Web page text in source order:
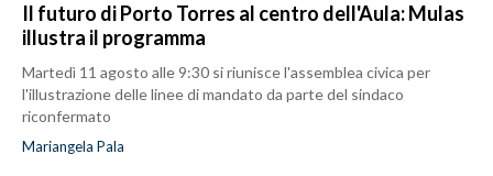
Il futuro di Porto Torres al centro dell'Aula: Mulas
illustra il programma
Martedì 11 agosto alle 9:30 si riunisce l'assemblea civica per
l'illustrazione delle linee di mandato da parte del sindaco
riconfermato
Mariangela Pala